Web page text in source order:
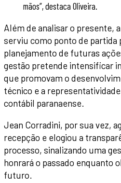
mãos”, destaca Oliveira.
Além de analisar o presente,
serviu como ponto de partida
planejamento de futuras
gestão pretende intensificar
que promovam o
técnico e a
contábil paranaense.
Jean Corradini, por sua vez,
recepção e elogiou a
processo, sinalizando uma
honrará o passado enquanto
futuro.